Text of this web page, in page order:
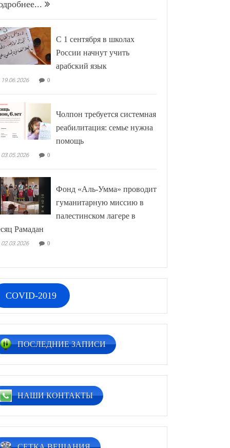
С 1 сентября в школах
России начнут учить
арабский язык
19.06.2026 0
Чолпон требуется системная
реабилитация: семье нужна
помощь
03.05.2026 0
Фонд «Аль-Умма» проводит
гуманитарную миссию в
палестинском лагере в
Рамадан
02.03.2026 0
COVID-2019
ПОСЛЕДНИЕ ЗАПИСИ
НАШИ КОНТАКТЫ